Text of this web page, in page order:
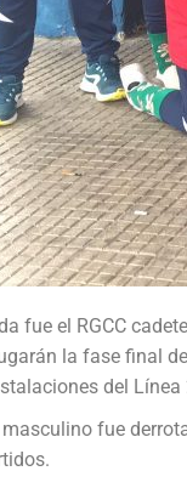
fue el RGCC
la fase final
del
fue